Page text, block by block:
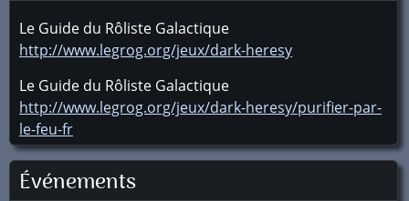
Le Guide du Rôliste Galactique
http://www.legrog.org/jeux/dark-heresy
Le Guide du Rôliste Galactique
http://www.legrog.org/jeux/dark-heresy/purifier-par-
le-feu-fr
Événements